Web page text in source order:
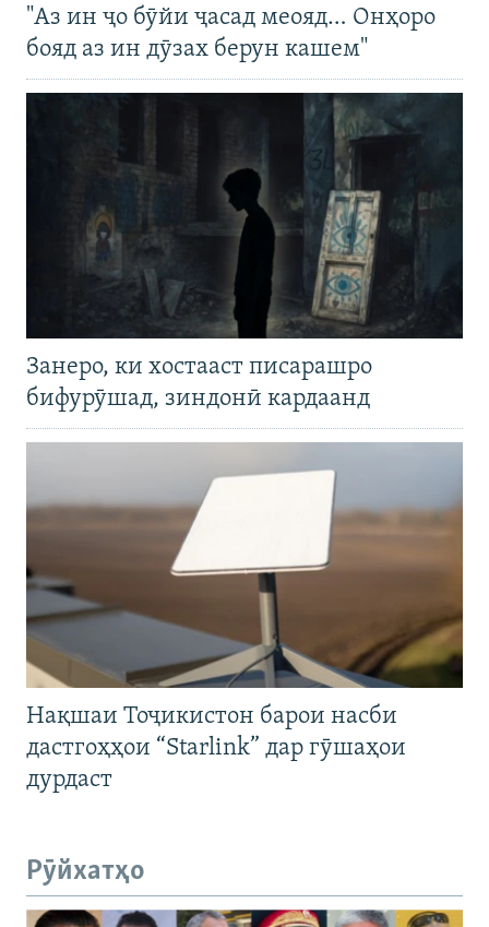
"Аз ин ҷо бӯйи ҷасад меояд… Онҳоро
бояд аз ин дӯзах берун кашем"
Занеро, ки хостааст писарашро
бифурӯшад, зиндонӣ кардаанд
Нақшаи Тоҷикистон барои насби
дастгоҳҳои “Starlink” дар гӯшаҳои
дурдаст
Рӯйхатҳо